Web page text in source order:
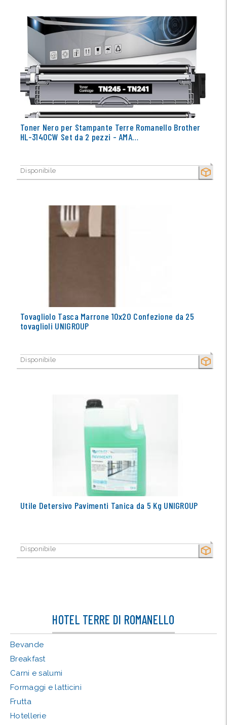
SECCO
Toner Nero per Stampante Terre Romanello Brother
HL-3140CW Set da 2 pezzi - AMA…
Disponibile
SECCO
Tovagliolo Tasca Marrone 10x20 Confezione da 25
tovaglioli UNIGROUP
Disponibile
SECCO
Utile Detersivo Pavimenti Tanica da 5 Kg UNIGROUP
Disponibile
HOTEL TERRE DI ROMANELLO
Bevande
Breakfast
Carni e salumi
Formaggi e latticini
Frutta
Hotellerie